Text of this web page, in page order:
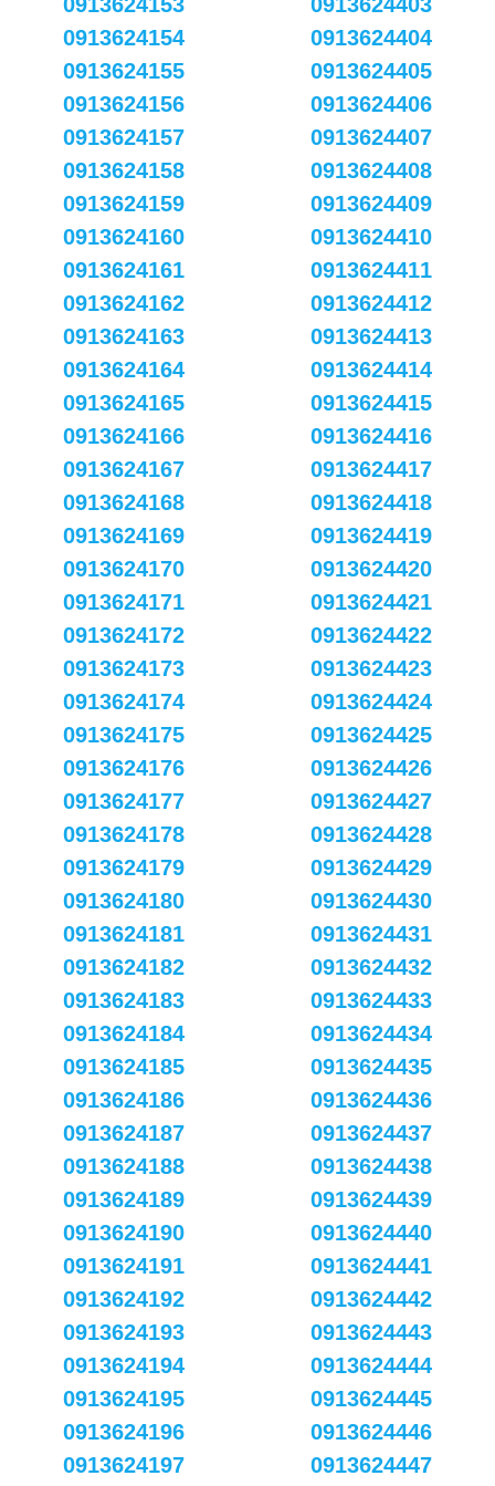
0913624154
0913624155
0913624156
0913624157
0913624158
0913624159
0913624160
0913624161
0913624162
0913624163
0913624164
0913624165
0913624166
0913624167
0913624168
0913624169
0913624170
0913624171
0913624172
0913624173
0913624174
0913624175
0913624176
0913624177
0913624178
0913624179
0913624180
0913624181
0913624182
0913624183
0913624184
0913624185
0913624186
0913624187
0913624188
0913624189
0913624190
0913624191
0913624192
0913624193
0913624194
0913624195
0913624196
0913624197
0913624404
0913624405
0913624406
0913624407
0913624408
0913624409
0913624410
0913624411
0913624412
0913624413
0913624414
0913624415
0913624416
0913624417
0913624418
0913624419
0913624420
0913624421
0913624422
0913624423
0913624424
0913624425
0913624426
0913624427
0913624428
0913624429
0913624430
0913624431
0913624432
0913624433
0913624434
0913624435
0913624436
0913624437
0913624438
0913624439
0913624440
0913624441
0913624442
0913624443
0913624444
0913624445
0913624446
0913624447